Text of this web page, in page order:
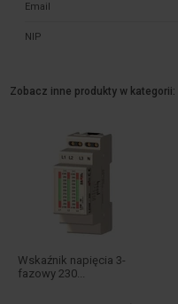
Email
NIP
Zobacz inne produkty w kategorii:
Wskaźnik napięcia 3-
fazowy 230...